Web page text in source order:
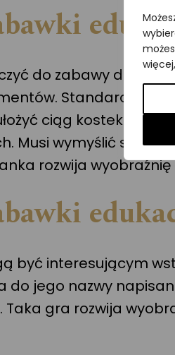
do zabawy
Standardowe
ciąg kostek
Musi wymyślić swoją
rozwija
być interesującym
jego nazwy
gra rozwija